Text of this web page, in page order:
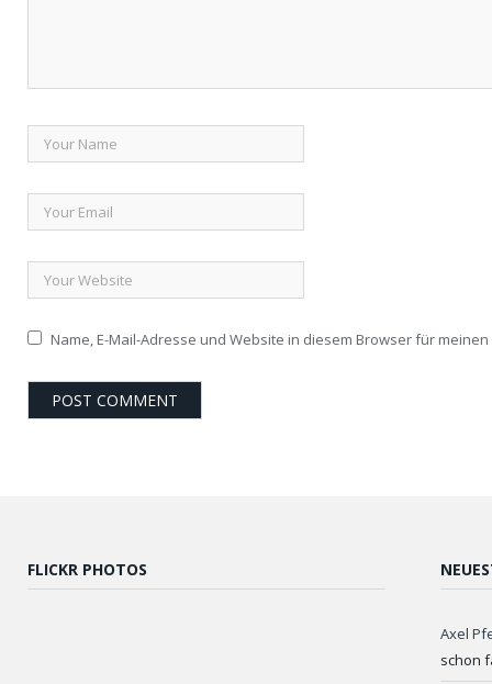
Name, E-Mail-Adresse und Website in diesem Browser für
FLICKR PHOTOS
Axel
schon